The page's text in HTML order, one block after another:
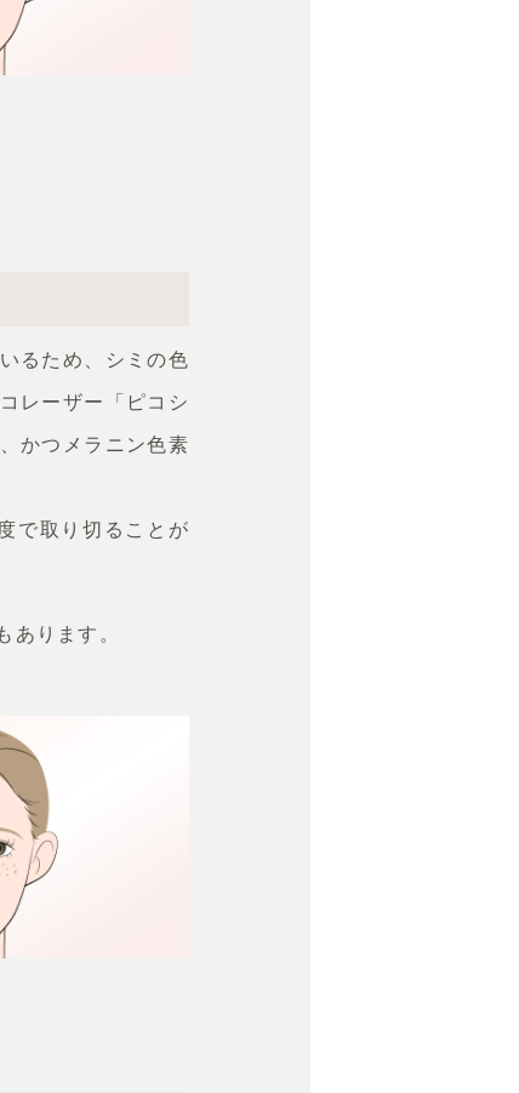
るため、シミの色
レーザー「ピコシ
かつメラニン色素
で取り切ることが
あります。